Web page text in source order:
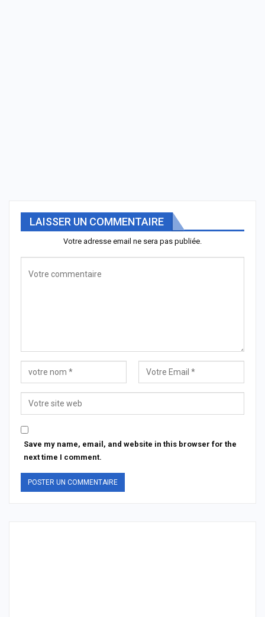
LAISSER UN COMMENTAIRE
Votre adresse email ne sera pas publiée.
Save my name, email, and website in this browser for the
next time I comment.